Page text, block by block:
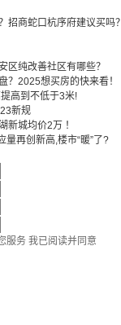
招商蛇口杭序府建议买吗？
区纯改善社区有哪些？
？2025想买房的快来看！​
高到不低于3米!
新规
新城均价2万 ！
再创新高,楼市“暖”了?
服务 我已阅读并同意